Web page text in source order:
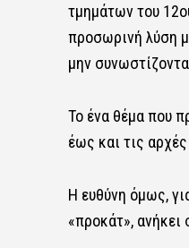
τμημάτων του
προσωρινή λύση
μην
Το ένα θέμα που
έως και τις
Η ευθύνη όμως,
«προκάτ»,